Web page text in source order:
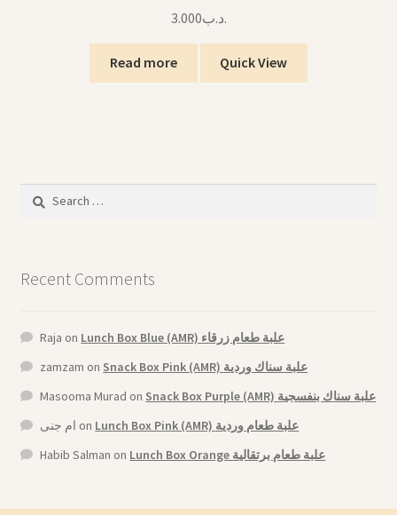
.د.ب3.000
Read more Quick View
Search
Recent Comments
Raja on
Lunch Box Blue (AMR) علبة طعام زرقاء
zamzam on
Snack Box Pink (AMR) علبة سناك وردية
Masooma Murad on
Snack Box Purple (AMR) علبة سناك بنفسجية
ام جنى on
Lunch Box Pink (AMR) علبة طعام وردية
Habib Salman on Lunch Box Orange علبة طعام برتقالية